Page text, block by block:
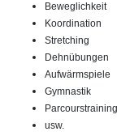
Beweglichkeit
Koordination
Stretching
Dehnübungen
Aufwärmspiele
Gymnastik
Parcourstraining
usw.